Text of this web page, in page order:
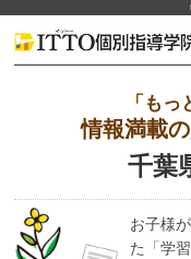
「も
情報満載
千葉
お子様
た「学